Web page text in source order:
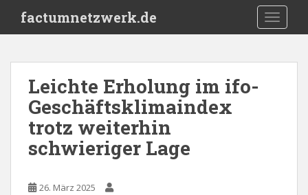
i
factumnetzwerk.de
Leichte Erholung im ifo-
Geschäftsklimaindex
trotz weiterhin
schwieriger Lage
26. März 2025